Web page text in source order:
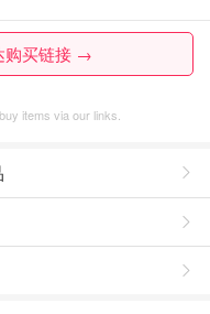
购买链接 →
items via our links.